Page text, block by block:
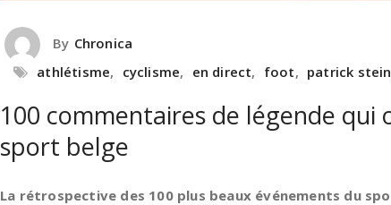
By Chronica
athlétisme, cyclisme, en direct, foot, patrick stein
100 commentaires de légende qui
sport belge
La rétrospective des 100 plus beaux événements du